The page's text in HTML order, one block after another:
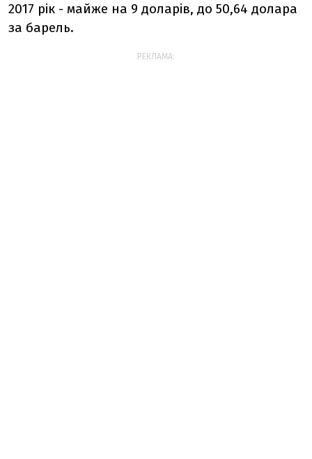
2017 рік - майже на 9 доларів, до 50,64 долара
за барель.
РЕКЛАМА: